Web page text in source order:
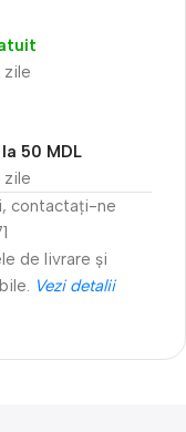
zile
zile
50 MDL
contactați-ne
de livrare și
Vezi detalii